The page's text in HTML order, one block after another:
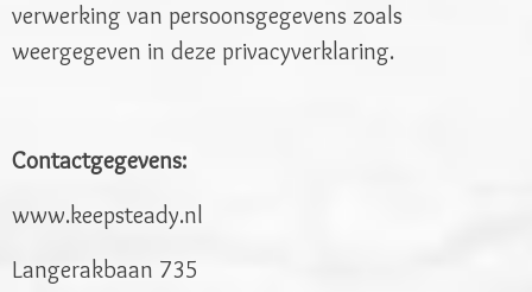
verwerking van persoonsgegevens zoals
weergegeven in deze privacyverklaring.
Contactgegevens:
www.keepsteady.nl
Langerakbaan 735